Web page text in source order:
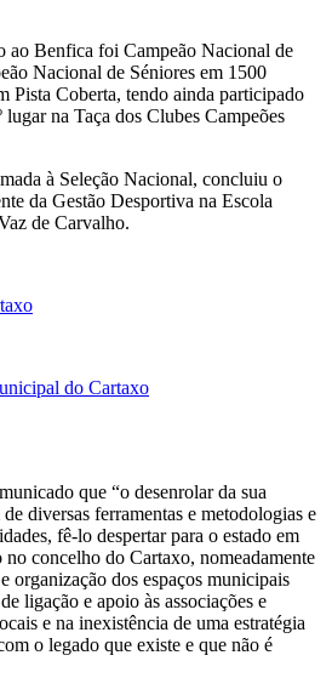
ao Benfica foi Campeão Nacional de
Nacional de Séniores em 1500
Pista Coberta, tendo ainda participado
na Taça dos Clubes Campeões
à Seleção Nacional, concluiu o
da Gestão Desportiva na Escola
de Carvalho.
do Cartaxo
que “o desenrolar da sua
diversas ferramentas e metodologias e
fê-lo despertar para o estado em
no concelho do Cartaxo, nomeadamente
organização dos espaços municipais
ligação e apoio às associações e
e na inexistência de uma estratégia
o legado que existe e que não é